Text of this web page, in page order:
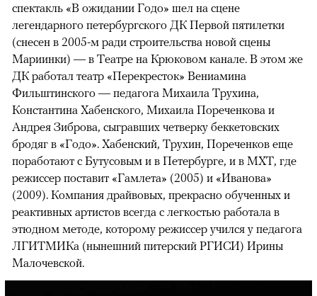
спектакль «В ожидании Годо» шел на сцене
легендарного петербургского ДК Первой пятилетки
(снесен в 2005-м ради строительства новой сцены
Мариинки) — в Театре на Крюковом канале. В этом же
ДК работал театр «Перекресток» Вениамина
Фильштинского — педагога Михаила Трухина,
Константина Хабенского, Михаила Пореченкова и
Андрея Зиброва, сыгравших четверку беккетовских
бродяг в «Годо». Хабенский, Трухин, Пореченков еще
поработают с Бутусовым и в Петербурге, и в МХТ, где
режиссер поставит «Гамлета» (2005) и «Иванова»
(2009). Компания драйвовых, прекрасно обученных и
реактивных артистов всегда с легкостью работала в
этюдном методе, которому режиссер учился у педагога
ЛГИТМИКа (нынешний питерский РГИСИ) Ирины
Малочевской.